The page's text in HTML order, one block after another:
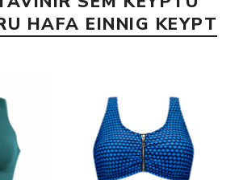
HAFA EINNIG KEYPT